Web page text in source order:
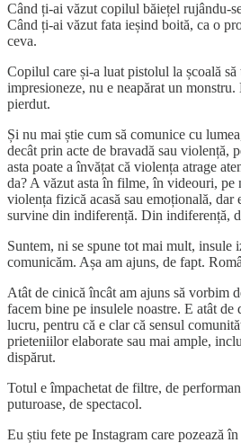
Când ți-ai văzut copilul băiețel rujându-
Când ți-ai văzut fata ieșind boită, ca o
ceva.
Copilul care și-a luat pistolul la școală să
impresioneze, nu e neapărat un
pierdut.
Și nu mai știe cum să comunice cu
decât prin acte de bravadă sau violență,
asta poate a învățat că violența atrage
da? A văzut asta în filme, în videouri, pe
violența fizică acasă sau emoțională, dar
survine din indiferență. Din indiferență,
Suntem, ni se spune tot mai mult, insule
comunicăm. Așa am ajuns, de fapt.
Atât de cinică încât am ajuns să vorbim
facem bine pe insulele noastre. E atât de
lucru, pentru că e clar că sensul
prieteniilor elaborate sau mai ample,
dispărut.
Totul e împachetat de filtre, de
puturoase, de spectacol.
Eu știu fete pe Instagram care pozează